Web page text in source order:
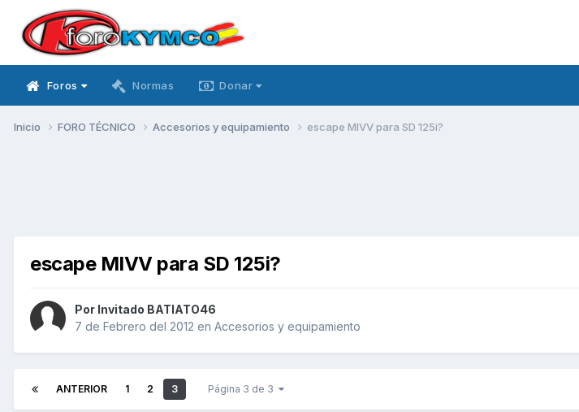
Foros Normas Donar
Inicio FORO TÉCNICO Accesorios y equipamiento escape MIVV para SD 125i?
escape MIVV para SD 125i?
Por Invitado BATIATO46
7 de Febrero del 2012 en Accesorios y equipamiento
ANTERIOR 1 2 3 Página 3 de 3